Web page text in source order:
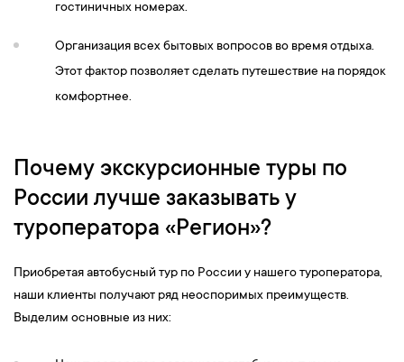
гостиничных номерах.
Организация всех бытовых вопросов во время отдыха.
Этот фактор позволяет сделать путешествие на порядок
комфортнее.
Почему экскурсионные туры по
России лучше заказывать у
туроператора «Регион»?
Приобретая автобусный тур по России у нашего туроператора,
наши клиенты получают ряд неоспоримых преимуществ.
Выделим основные из них: